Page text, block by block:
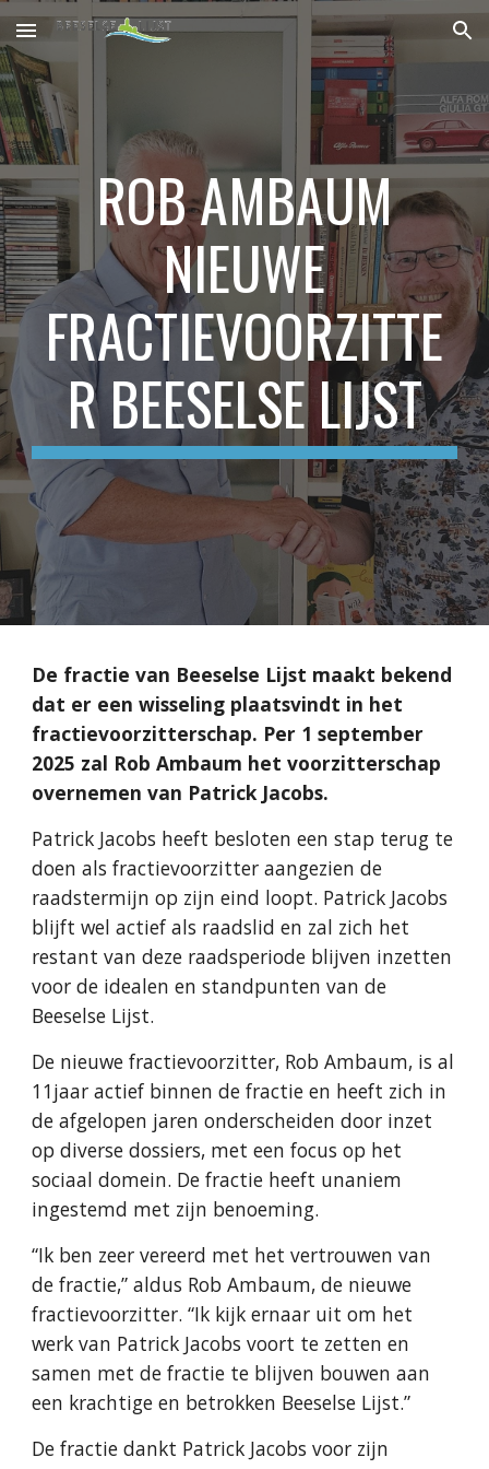
Skip to main content Skip to navigation
ROB AMBAUM
NIEUWE
FRACTIEVOORZITTE
R BEESELSE LIJST
De fractie van Beeselse Lijst maakt bekend
dat er een wisseling plaatsvindt in het
fractievoorzitterschap. Per 1 september
2025 zal Rob Ambaum het voorzitterschap
overnemen van Patrick Jacobs.
Patrick Jacobs heeft besloten een stap terug te
doen als fractievoorzitter aangezien de
raadstermijn op zijn eind loopt. Patrick Jacobs
blijft wel actief als raadslid en zal zich het
restant van deze raadsperiode blijven inzetten
voor de idealen en standpunten van de
Beeselse Lijst.
De nieuwe fractievoorzitter, Rob Ambaum, is al
11jaar actief binnen de fractie en heeft zich in
de afgelopen jaren onderscheiden door inzet
op diverse dossiers, met een focus op het
sociaal domein. De fractie heeft unaniem
ingestemd met zijn benoeming.
“Ik ben zeer vereerd met het vertrouwen van
de fractie,” aldus Rob Ambaum, de nieuwe
fractievoorzitter. “Ik kijk ernaar uit om het
werk van Patrick Jacobs voort te zetten en
samen met de fractie te blijven bouwen aan
een krachtige en betrokken Beeselse Lijst.”
De fractie dankt Patrick Jacobs voor zijn